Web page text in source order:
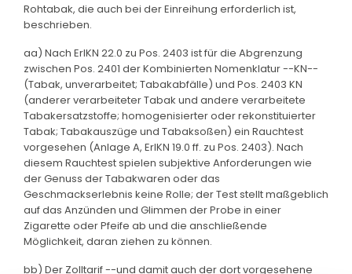
Rohtabak, die auch bei der Einreihung erforderlich ist,
beschrieben.
aa) Nach ErlKN 22.0 zu Pos. 2403 ist für die Abgrenzung
zwischen Pos. 2401 der Kombinierten Nomenklatur --KN--
(Tabak, unverarbeitet; Tabakabfälle) und Pos. 2403 KN
(anderer verarbeiteter Tabak und andere verarbeitete
Tabakersatzstoffe; homogenisierter oder rekonstituierter
Tabak; Tabakauszüge und Tabaksoßen) ein Rauchtest
vorgesehen (Anlage A, ErlKN 19.0 ff. zu Pos. 2403). Nach
diesem Rauchtest spielen subjektive Anforderungen wie
der Genuss der Tabakwaren oder das
Geschmackserlebnis keine Rolle; der Test stellt maßgeblich
auf das Anzünden und Glimmen der Probe in einer
Zigarette oder Pfeife ab und die anschließende
Möglichkeit, daran ziehen zu können.
bb) Der Zolltarif --und damit auch der dort vorgesehene